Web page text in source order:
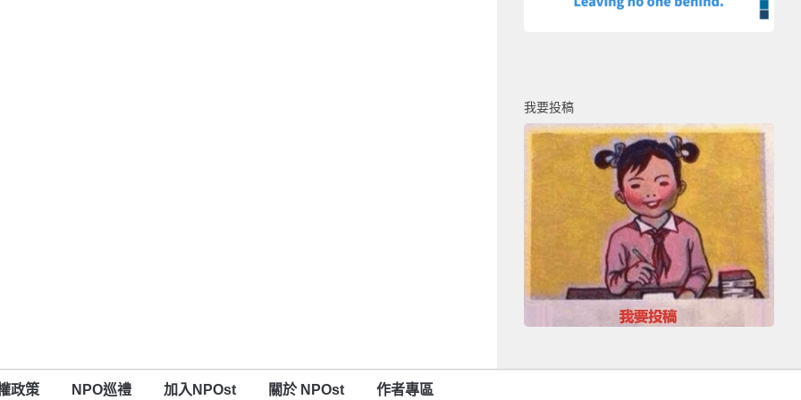
我要投稿
政策 NPO巡禮 加入NPOst 關於 NPOst 作者專區